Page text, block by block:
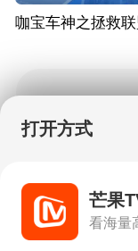
0
打开方式
芒果
看海量